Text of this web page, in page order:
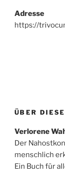
Adresse
https://
ÜBER
Verlorene
Der
menschlich
Ein Buch für